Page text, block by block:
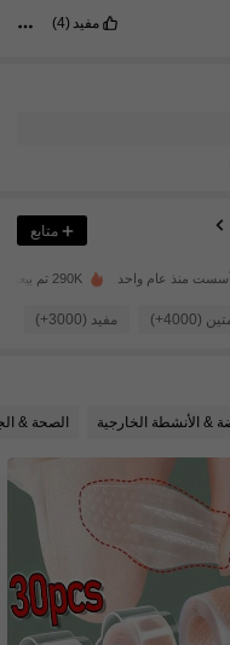
مفيد(4)
متابع
منذ عام واحد 290K تم بيعها مؤخرًا
(4000+) مفيد (3000+)
& الأنشطة الخارجية الصحة &